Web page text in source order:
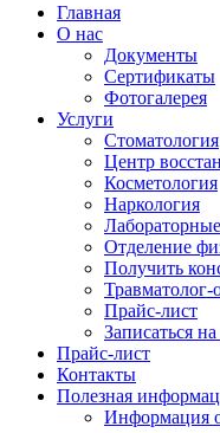
Главная
О нас
Документы
Сертификаты
Фотогалерея
Услуги
Стоматология
Центр
Косметология
Наркология
Отделение
Получить
Травматолог-
Прайс-лист
Записаться
Прайс-лист
Контакты
Полезная
Информация